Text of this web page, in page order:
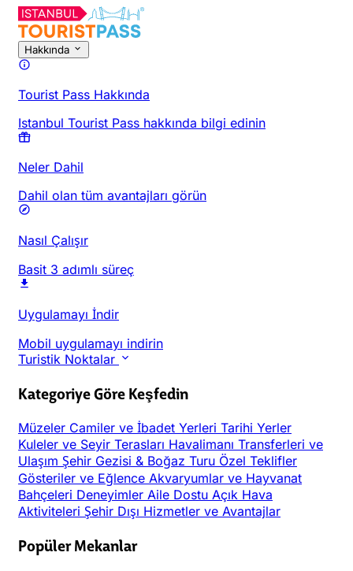
Hakkında
Tourist Pass Hakkında
Istanbul Tourist Pass hakkında bilgi edinin
Neler Dahil
Dahil olan tüm avantajları görün
Nasıl Çalışır
Basit 3 adımlı süreç
Uygulamayı İndir
Mobil uygulamayı indirin
Turistik Noktalar
Kategoriye Göre Keşfedin
Müzeler Camiler ve İbadet Yerleri Tarihi Yerler
Kuleler ve Seyir Terasları Havalimanı Transferleri ve
Ulaşım Şehir Gezisi & Boğaz Turu Özel Teklifler
Gösteriler ve Eğlence Akvaryumlar ve Hayvanat
Bahçeleri Deneyimler Aile Dostu Açık Hava
Aktiviteleri Şehir Dışı Hizmetler ve Avantajlar
Popüler Mekanlar